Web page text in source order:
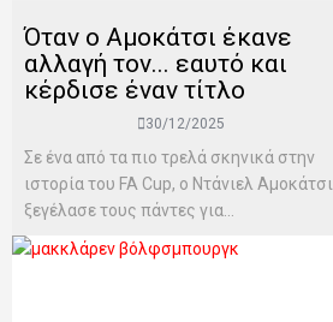
Όταν ο Αμοκάτσι έκανε
αλλαγή τον... εαυτό και
κέρδισε έναν τίτλο
30/12/2025
Σε ένα από τα πιο τρελά σκηνικά στην
ιστορία του FA Cup, ο Ντάνιελ Αμοκάτσι
ξεγέλασε τους πάντες για...